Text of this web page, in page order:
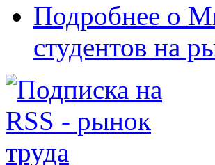
Подробнее о
студентов на